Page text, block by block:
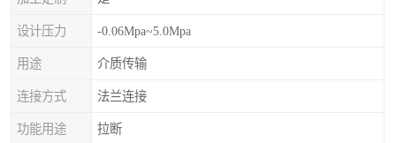
设计压力 -0.06Mpa~5.0Mpa
用途 介质传输
连接方式 法兰连接
功能用途 拉断